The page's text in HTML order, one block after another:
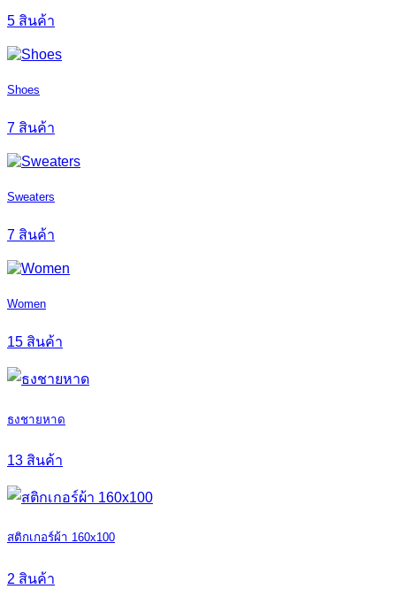
5 สินค้า
Shoes
7 สินค้า
Sweaters
7 สินค้า
Women
15 สินค้า
ธงชายหาด
13 สินค้า
สติกเกอร์ผ้า 160x100
2 สินค้า